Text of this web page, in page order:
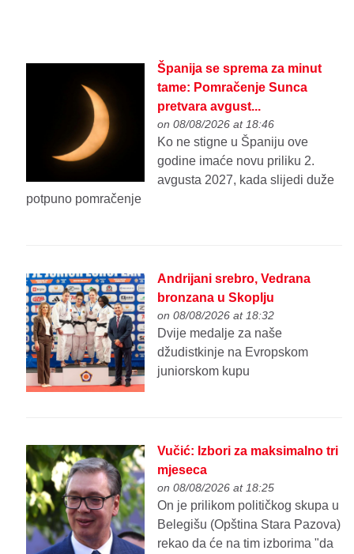
Španija se sprema za minut
tame: Pomračenje Sunca
pretvara avgust...
on 08/08/2026 at 18:46
Ko ne stigne u Španiju ove
godine imaće novu priliku 2.
avgusta 2027, kada slijedi duže
potpuno pomračenje
Andrijani srebro, Vedrana
bronzana u Skoplju
on 08/08/2026 at 18:32
Dvije medalje za naše
džudistkinje na Evropskom
juniorskom kupu
Vučić: Izbori za maksimalno tri
mjeseca
on 08/08/2026 at 18:25
On je prilikom političkog skupa u
Belegišu (Opština Stara Pazova)
rekao da će na tim izborima "da